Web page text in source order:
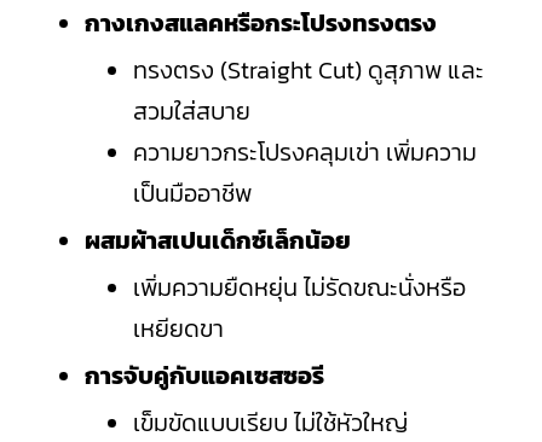
กางเกงสแลคหรือกระโปรงทรงตรง
ทรงตรง (Straight Cut) ดูสุภาพ และ
สวมใส่สบาย
ความยาวกระโปรงคลุมเข่า เพิ่มความ
เป็นมืออาชีพ
ผสมผ้าสเปนเด็กซ์เล็กน้อย
เพิ่มความยืดหยุ่น ไม่รัดขณะนั่งหรือ
เหยียดขา
การจับคู่กับแอคเซสซอรี
เข็มขัดแบบเรียบ ไม่ใช้หัวใหญ่